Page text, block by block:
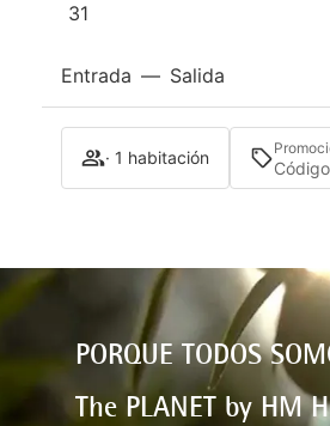
31
Entrada — Salida
· 1 habitación
PORQUE TODOS
The PLANET by HM